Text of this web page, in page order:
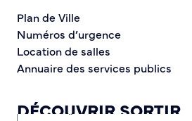
«
» indique les champs
Plan de Ville
Numéros d’urgence
Location de salles
Annuaire des services publics
DÉCOUVRIR SORTIR